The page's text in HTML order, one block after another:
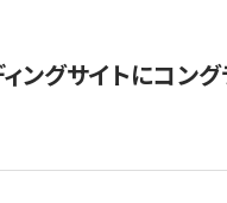
グサイトにコング